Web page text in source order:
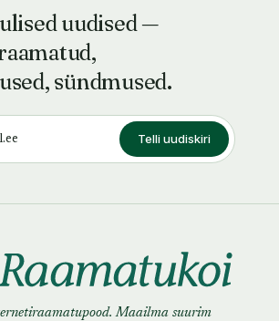
uudised —
sündmused.
Telli uudiskiri
Maailma suurim